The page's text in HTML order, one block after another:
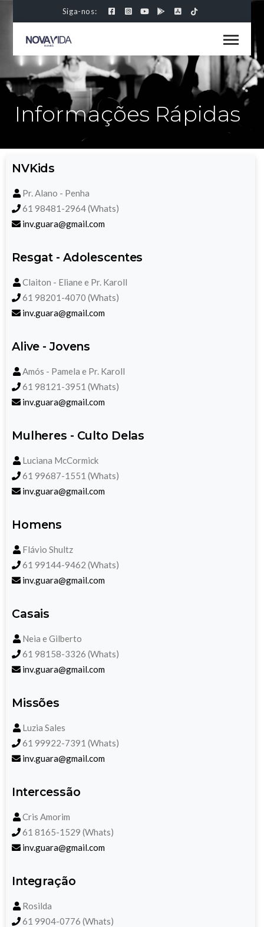
Siga-nos:
Informações Rápidas
NVKids
Pr. Alano - Penha
61 98481-2964 (Whats)
inv.guara@gmail.com
Resgat - Adolescentes
Claiton - Eliane e Pr. Karoll
61 98201-4070 (Whats)
inv.guara@gmail.com
Alive - Jovens
Amós - Pamela e Pr. Karoll
61 98121-3951 (Whats)
inv.guara@gmail.com
Mulheres - Culto Delas
Luciana McCormick
61 99687-1551 (Whats)
inv.guara@gmail.com
Homens
Flávio Shultz
61 99144-9462 (Whats)
inv.guara@gmail.com
Casais
Neia e Gilberto
61 98158-3326 (Whats)
inv.guara@gmail.com
Missões
Luzia Sales
61 99922-7391 (Whats)
inv.guara@gmail.com
Intercessão
Cris Amorim
61 8165-1529 (Whats)
inv.guara@gmail.com
Integração
Rosilda
61 9904-0776 (Whats)